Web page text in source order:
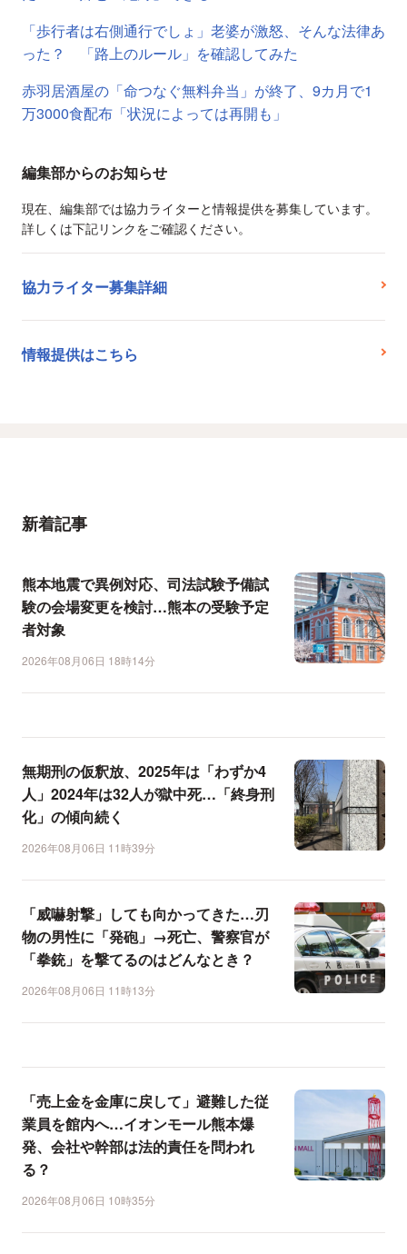
「歩行者は右側通行でしょ」老婆が激怒、そんな法律あ
った？ 「路上のルール」を確認してみた
赤羽居酒屋の「命つなぐ無料弁当」が終了、9カ月で1
万3000食配布「状況によっては再開も」
編集部からのお知らせ
現在、編集部では協力ライターと情報提供を募集しています。
詳しくは下記リンクをご確認ください。
協力ライター募集詳細
情報提供はこちら
新着記事
熊本地震で異例対応、司法試験予備試
験の会場変更を検討…熊本の受験予定
者対象
2026年08月06日 18時14分
無期刑の仮釈放、2025年は「わずか4
人」2024年は32人が獄中死…「終身刑
化」の傾向続く
2026年08月06日 11時39分
「威嚇射撃」しても向かってきた…刃
物の男性に「発砲」→死亡、警察官が
「拳銃」を撃てるのはどんなとき？
2026年08月06日 11時13分
「売上金を金庫に戻して」避難した従
業員を館内へ…イオンモール熊本爆
発、会社や幹部は法的責任を問われ
る？
2026年08月06日 10時35分